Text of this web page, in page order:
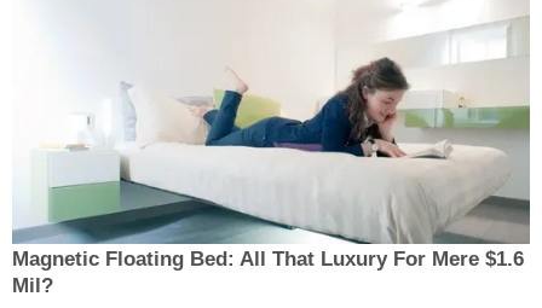
Magnetic Floating Bed: All That Luxury For Mere $1.6
Mil?